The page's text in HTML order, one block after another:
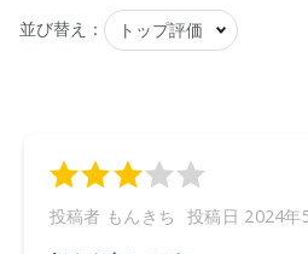
にお問い合わせください。
※発売日は予告なく変更する可能性
ますので予めご了承ください。
●パッケージはリニューアル等の